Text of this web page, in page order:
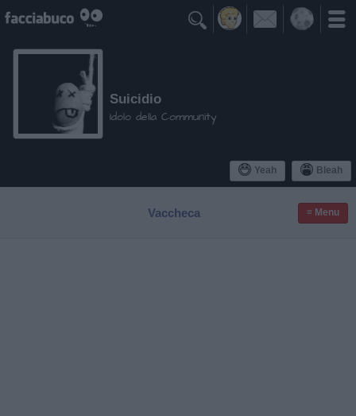

Yeah Bleah
Suicidio
Idolo della Community
Vaccheca ≡ Menu